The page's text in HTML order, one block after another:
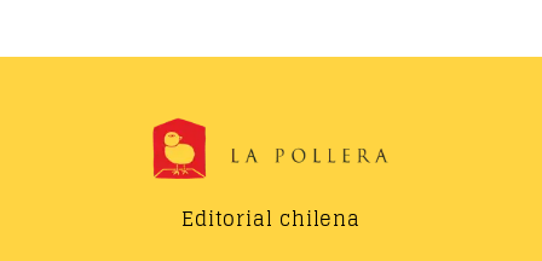
Editorial chilena